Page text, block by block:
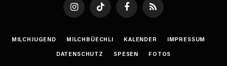
InstagramTikTok FacebookRSS
MILCHJUGEND MILCHBÜECHLI KALENDER
IMPRESSUM
DATENSCHUTZ
SPESEN FOTOS